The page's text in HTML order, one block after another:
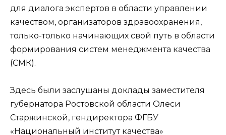
для диалога экспертов в области управлении
качеством, организаторов здравоохранения,
только-только начинающих свой путь в области
формирования систем менеджмента качества
(СМК).
Здесь были заслушаны доклады заместителя
губернатора Ростовской области Олеси
Старжинской, гендиректора ФГБУ
«Национальный институт качества»